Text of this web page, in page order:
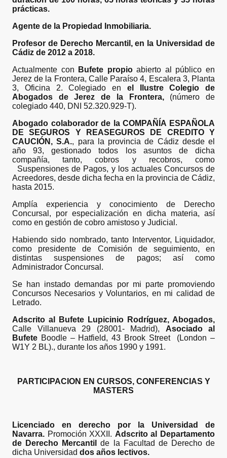
prácticas.
Agente de la Propiedad Inmobiliaria.
Profesor de Derecho Mercantil, en la Universidad de
Cádiz de 2012 a 2018.
Actualmente con
Bufete propioabierto al público en
Jerez de la Frontera, Calle Paraíso 4, Escalera 3, Planta
3, Oficina 2. Colegiado en el Ilustre Colegio de
Abogados de Jerez de la Frontera,(número de
colegiado 440, DNI 52.320.929-T).
Abogado colaborador de la COMPAÑÍA ESPAÑOLA
DE SEGUROS Y REASEGUROS
DE CREDITO Y
CAUCIÓN, S.A., para la provincia de Cádiz desde el
año 93, gestionado todos los asuntos de dicha
compañía, tanto, cobros y recobros, como
Suspensiones de Pagos, y los actuales Concursos de
Acreedores, desde dicha fecha en la provincia de Cádiz,
hasta 2015.
Amplía experiencia y conocimiento de Derecho
Concursal, por especialización en dicha materia, así
como en gestión de cobro amistoso y Judicial.
Habiendo sido nombrado, tanto Interventor, Liquidador,
como presidente de Comisión de seguimiento, en
distintas suspensiones de pagos; así como
Administrador Concursal.
Se han instado demandas por mi parte promoviendo
Concursos Necesarios y Voluntarios, en mi calidad de
Letrado.
Adscrito al Bufete Lupicinio Rodríguez, Abogados,
Calle Villanueva 29 (28001- Madrid), Asociado al
Bufete Boodle – Hatfield, 43 Brook Street (London –
W1Y 2 BL)., durante los años 1990 y 1991.
PARTICIPACION EN CURSOS, CONFERENCIAS Y
MASTERS
Licenciado en derecho por la Universidad de
Navarra. Promoción XXXII. Adscrito al Departamento
de Derecho Mercantilde la Facultad de Derecho de
dicha Universidad dos años lectivos.